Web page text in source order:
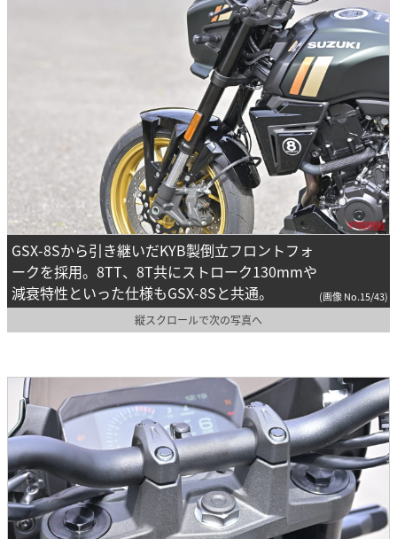
GSX-8Sから引き継いだKYB製倒立フロントフォ
ークを採用。8TT、8T共にストローク130mmや
減衰特性といった仕様もGSX-8Sと共通。
(画像 No.15/43)
縦スクロールで次の写真へ